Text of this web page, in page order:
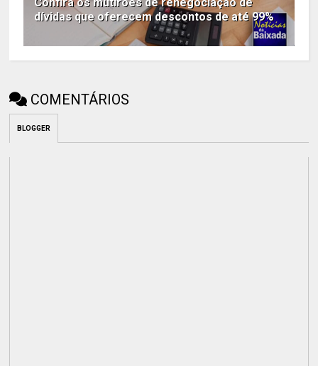
dívidas que oferecem descontos de até 99%
COMENTÁRIOS
BLOGGER